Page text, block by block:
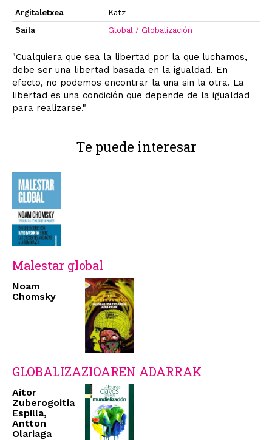
Argitaletxea
Katz
Saila
Global / Globalización
"Cualquiera que sea la libertad por la que luchamos,
debe ser una libertad basada en la igualdad. En
efecto, no podemos encontrar la una sin la otra. La
libertad es una condición que depende de la igualdad
para realizarse."
Te puede interesar
Malestar global
Noam
Chomsky
GLOBALIZAZIOAREN ADARRAK
Aitor
Zuberogoitia
Espilla,
Antton
Olariaga